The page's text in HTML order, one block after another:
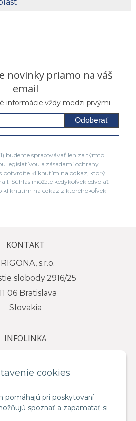
cookies
pomáhajú pri poskytovaní
spoznať a zapamätať si
novinky priamo na váš
email
informácie vždy medzi prvými
Odoberať
budeme spracovávať len za týmto
legislatívou a zásadami ochrany
potvrdíte kliknutím na odkaz, ktorý
Súhlas môžete kedykoľvek odvolať
kliknutím na odkaz z ktoréhokoľvek
KONTAKT
s.r.o.
slobody 2916/25
06 Bratislava
Slovakia
INFOLINKA
info@trigona.sk
O NÁKUPE